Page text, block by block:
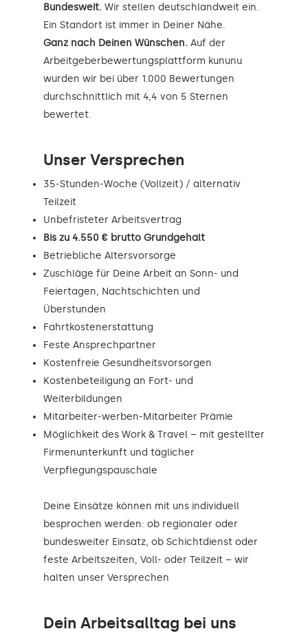
Bundesweit. Wir stellen deutschlandweit ein.
Ein Standort ist immer in Deiner Nähe.
Ganz nach Deinen Wünschen. Auf der
Arbeitgeberbewertungsplattform kununu
wurden wir bei über 1.000 Bewertungen
durchschnittlich mit 4,4 von 5 Sternen
bewertet.
Unser Versprechen
35-Stunden-Woche (Vollzeit) / alternativ
Teilzeit
Unbefristeter Arbeitsvertrag
Bis zu 4.550 € brutto Grundgehalt
Betriebliche Altersvorsorge
Zuschläge für Deine Arbeit an Sonn- und
Feiertagen, Nachtschichten und
Überstunden
Fahrtkostenerstattung
Feste Ansprechpartner
Kostenfreie Gesundheitsvorsorgen
Kostenbeteiligung an Fort- und
Weiterbildungen
Mitarbeiter-werben-Mitarbeiter Prämie
Möglichkeit des Work & Travel – mit gestellter
Firmenunterkunft und täglicher
Verpflegungspauschale
Deine Einsätze können mit uns individuell
besprochen werden: ob regionaler oder
bundesweiter Einsatz, ob Schichtdienst oder
feste Arbeitszeiten, Voll- oder Teilzeit – wir
halten unser Versprechen
Dein Arbeitsalltag bei uns